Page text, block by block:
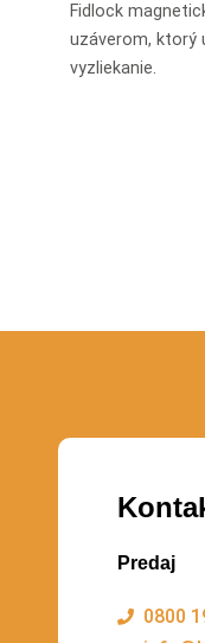
Fidlock
uzáverom, ktorý
vyzliekanie.
Predaj
0800